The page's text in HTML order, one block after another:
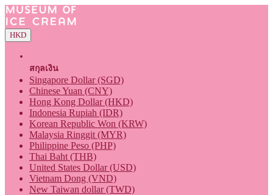
HKD
สกุลเงิน
Singapore Dollar (SGD)
Chinese Yuan (CNY)
Hong Kong Dollar (HKD)
Indonesia Rupiah (IDR)
Korean Republic Won (KRW)
Malaysia Ringgit (MYR)
Philippine Peso (PHP)
Thai Baht (THB)
United States Dollar (USD)
Vietnam Dong (VND)
New Taiwan dollar (TWD)